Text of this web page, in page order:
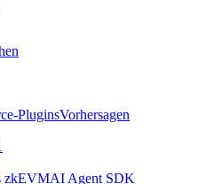
PluginsVorhersagen
zkEVMAI Agent SDK